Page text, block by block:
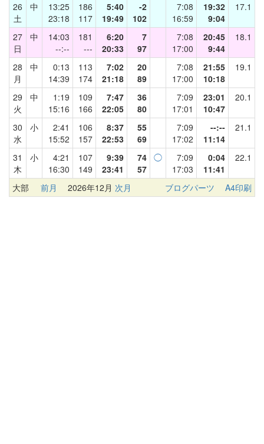
26
土
中
13:25
23:18
186
117
5:40
19:49
-2
102
7:08
16:59
19:32
9:04
17.1
27
日
中
14:03
--:--
181
---
6:20
20:33
7
97
7:08
17:00
20:45
9:44
18.1
28
月
中
0:13
14:39
113
174
7:02
21:18
20
89
7:08
17:00
21:55
10:18
19.1
29
火
中
1:19
15:16
109
166
7:47
22:05
36
80
7:09
17:01
23:01
10:47
20.1
30
水
小
2:41
15:52
106
157
8:37
22:53
55
69
7:09
17:02
--:--
11:14
21.1
31
木
小
4:21
16:30
107
149
9:39
23:41
74
57
◯
7:09
17:03
0:04
11:41
22.1
大部 前月 2026年12月 次月 ブログパーツ A4印刷